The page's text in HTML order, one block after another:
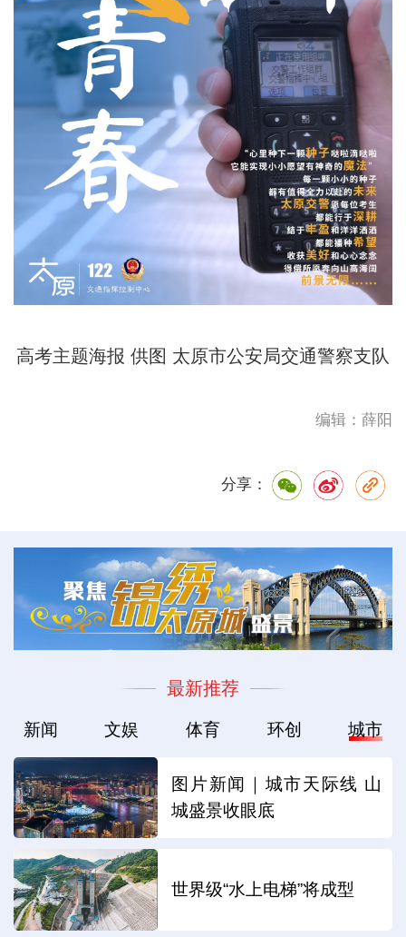
高考主题海报 供图 太原市公安局交通警察支队
编辑：薛阳
分享：
最新推荐
新闻 文娱 体育 环创 城市
图片新闻｜城市天际线 山
城盛景收眼底
世界级“水上电梯”将成型